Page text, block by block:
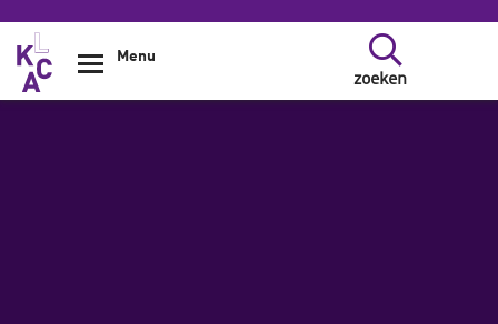
Overslaan en naar de inhoud gaan
zoeken
Menu